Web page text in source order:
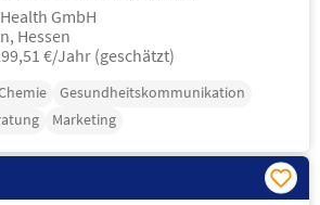
GmbH
Hessen
€/Jahr (geschätzt)
Gesundheitskommunikation
Marketing